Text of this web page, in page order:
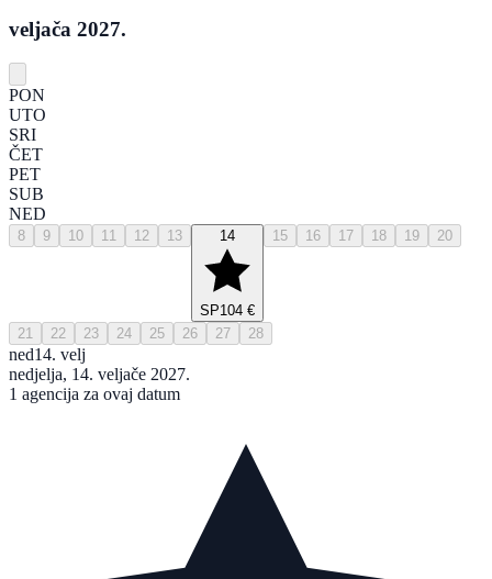
veljača 2027.
PON
UTO
SRI
ČET
PET
SUB
NED
8 9 10 11 12 13 14
SP104 €
15 16 17 18 19 20
21 22 23 24 25 26 27 28
ned14. velj
nedjelja, 14. veljače 2027.
1 agencija za ovaj datum